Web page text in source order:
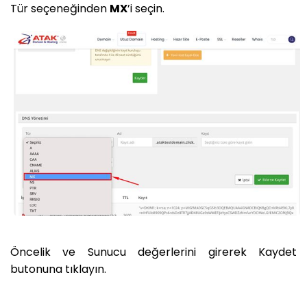
Tür seçeneğinden MX’i seçin.
Öncelik ve Sunucu değerlerini girerek Kaydet
butonuna tıklayın.